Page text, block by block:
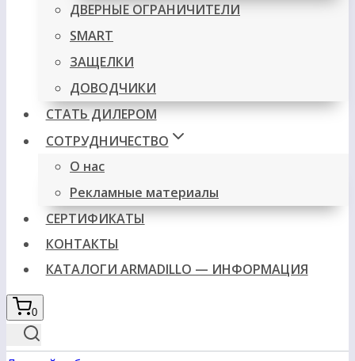
ДВЕРНЫЕ ОГРАНИЧИТЕЛИ
SMART
ЗАЩЕЛКИ
ДОВОДЧИКИ
СТАТЬ ДИЛЕРОМ
СОТРУДНИЧЕСТВО
О нас
Рекламные материалы
СЕРТИФИКАТЫ
КОНТАКТЫ
КАТАЛОГИ ARMADILLO — ИНФОРМАЦИЯ
0